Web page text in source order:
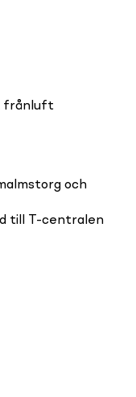
frånluft
och
till T-centralen